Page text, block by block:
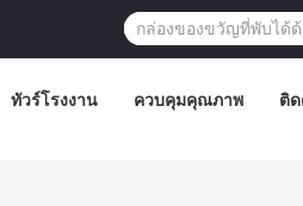
ทัวร์โรงงาน ควบคุมคุณภาพ ติด